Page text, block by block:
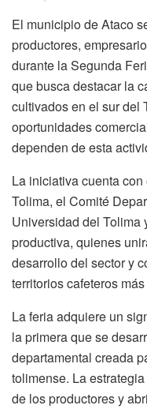
El municipio de Ataco
productores,
durante la Segunda
que busca destacar la
cultivados en el sur del
oportunidades
dependen de esta
La iniciativa cuenta
Tolima, el Comité
Universidad del Tolima
productiva, quienes
desarrollo del sector y
territorios cafeteros
La feria adquiere un
la primera que se
departamental creada
tolimense. La
de los productores y